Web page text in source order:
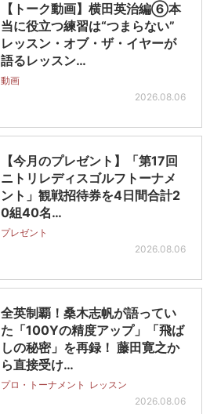
【トーク動画】横田英治編⑥本
当に役立つ練習は“つまらない”
レッスン・オブ・ザ・イヤーが
語るレッスン…
動画
2026.08.06
【今月のプレゼント】「第17回
ニトリレディスゴルフトーナメ
ント」観戦招待券を4日間合計2
0組40名…
プレゼント
2026.08.06
全英制覇！桑木志帆が語ってい
た「100Yの精度アップ」「飛ば
しの秘密」を再録！ 藤田寛之か
ら直接受け…
プロ・トーナメント レッスン
2026.08.06